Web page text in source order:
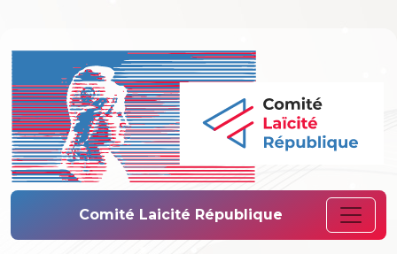
Comité Laïcité
Comité Laicité République